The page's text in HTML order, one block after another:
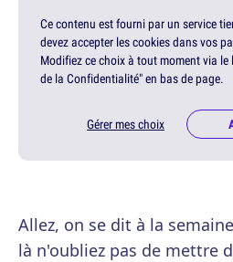
Ce contenu est fourni par un service
devez accepter les cookies dans vos
Modifiez ce choix à tout moment via le
de la Confidentialité" en bas de page.
Gérer mes choix
Allez, on se dit à la
là n'oubliez pas de mettre